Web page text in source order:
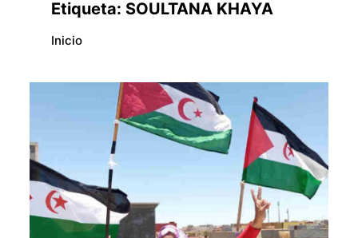
Etiqueta: SOULTANA KHAYA
Inicio